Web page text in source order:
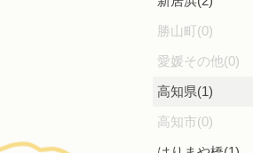
勝山町(0)
愛媛その他(0)
高知県(1)
高知市(0)